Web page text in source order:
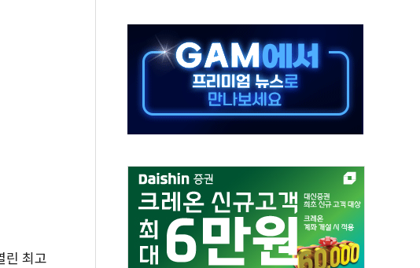
과 극'…생애최초만 경쟁 치열
대 횡보…고래·ETF 매수에도 고유가·금리·입법 지연 '삼중 부담'
보합 마감...석유·가스주 올랐지만 빈그룹이 상쇄
경신…한낮 총수요 104.3GW 기록
시 공격… 위기 고조되는 또 다른 중동 화약고
식으로 여름나기 [뉴스핌 줌인]
린 최고